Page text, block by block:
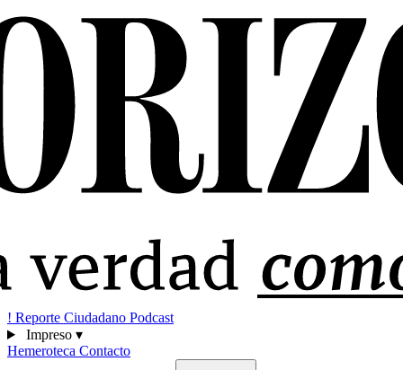
! Reporte Ciudadano Podcast
Impreso ▾
Hemeroteca Contacto